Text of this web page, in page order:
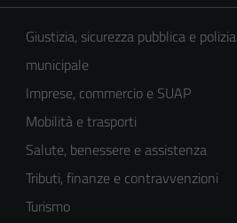
Giustizia, sicurezza pubblica e polizia
municipale
Imprese, commercio e SUAP
Mobilità e trasporti
Salute, benessere e assistenza
Tributi, finanze e contravvenzioni
Turismo